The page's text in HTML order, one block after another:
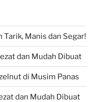
Tarik, Manis dan Segar!
dan Mudah Dibuat
di Musim Panas
dan Mudah Dibuat